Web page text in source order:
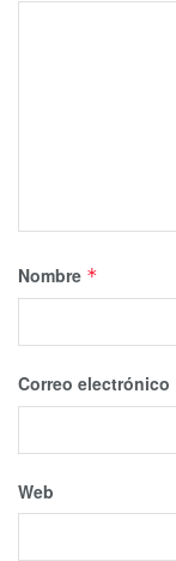
Nombre *
Correo electrónico
Web